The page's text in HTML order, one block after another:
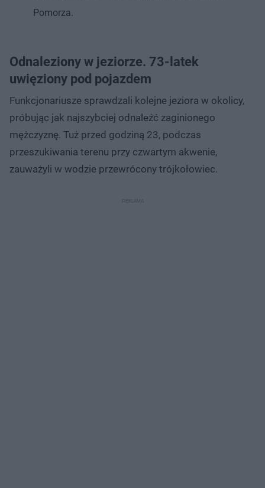
Pomorza.
Odnaleziony w jeziorze. 73-latek
uwięziony pod pojazdem
Funkcjonariusze sprawdzali kolejne jeziora w okolicy,
próbując jak najszybciej odnaleźć zaginionego
mężczyznę. Tuż przed godziną 23, podczas
przeszukiwania terenu przy czwartym akwenie,
zauważyli w wodzie przewrócony trójkołowiec.